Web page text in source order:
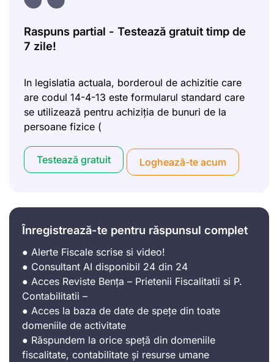
Raspuns partial - Testează gratuit timp de
7 zile!
In legislatia actuala, borderoul de achizitie care
are codul 14-4-13 este formularul standard care
se utilizează pentru achiziția de bunuri de la
persoane fizice (
Testează gratuit Loghează-te acum
Înregistrează-te pentru răspunsul complet
● Alerte Fiscale scrise si video!
● Consultant AI disponibil 24 din 24
● Acces Reviste Bența – Prietenii Fiscalitatii si P.
Contabilitatii –
● Acces la baza de date de spețe din toate
domeniile de activitate
● Răspundem la orice speță din domeniile
fiscalitate, contabilitate și resurse umane